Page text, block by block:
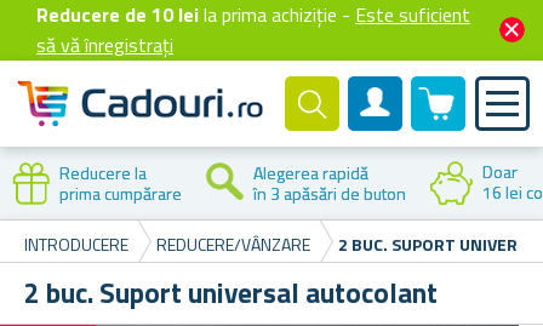
Reducere de 10 leila prima achiziție - Este suficient
să vă înregistrați
Cont client
0 produselor
Reducere la
prima cumpărare
Alegerea rapidă
în 3 apăsări de buton
Doar
16 lei
INTRODUCERE REDUCERE/VÂNZARE 2 BUC. SUPORT
2 buc. Suport universal autocolant